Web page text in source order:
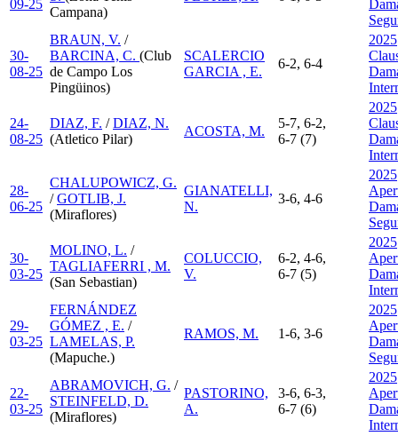
09-25
Campana)
30-
08-25
BRAUN, V. /
BARCINA, C. (Club
de Campo Los
Pingüinos)
SCALERCIO
GARCIA , E.
6-2, 6-4
2025
24-
08-25
DIAZ, F. /DIAZ, N.
(Atletico Pilar)
ACOSTA, M.
5-7, 6-2,
6-7 (7)
2025
28-
06-25
CHALUPOWICZ, G.
/GOTLIB, J.
(Miraflores)
GIANATELLI,
N.
3-6, 4-6
2025
30-
03-25
MOLINO, L. /
TAGLIAFERRI , M.
(San Sebastian)
COLUCCIO,
V.
6-2, 4-6,
6-7 (5)
2025
29-
03-25
FERNÁNDEZ
GÓMEZ , E. /
LAMELAS, P.
(Mapuche.)
RAMOS, M. 1-6, 3-6
2025
22-
03-25
ABRAMOVICH, G. /
STEINFELD, D.
(Miraflores)
PASTORINO,
A.
3-6, 6-3,
6-7 (6)
2025